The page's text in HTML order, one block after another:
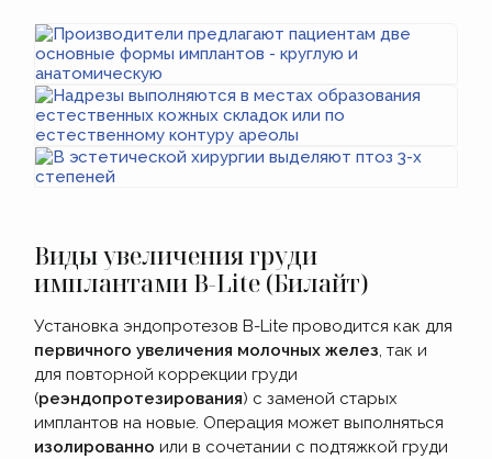
Виды увеличения груди
имплантами B-Lite (Билайт)
Установка эндопротезов B-Lite проводится как для
первичного увеличения молочных желез , так и
для повторной коррекции груди
(реэндопротезирования) с заменой старых
имплантов на новые. Операция может выполняться
изолированно или в сочетании с подтяжкой груди